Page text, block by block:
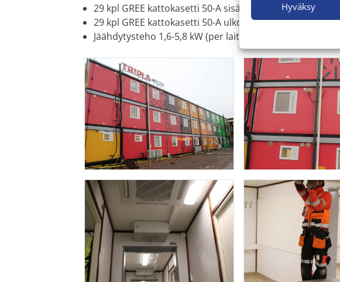
Hyväksy
29 kpl GREE kattokasetti 50-A sisäyksikkö
29 kpl GREE kattokasetti 50-A ulkoyksikkö
Jäähdytysteho 1,6-5,8 kW (per laite), energialuokka A